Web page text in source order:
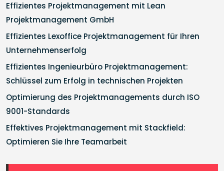
Effizientes Projektmanagement mit Lean
Projektmanagement GmbH
Effizientes Lexoffice Projektmanagement für Ihren
Unternehmenserfolg
Effizientes Ingenieurbüro Projektmanagement:
Schlüssel zum Erfolg in technischen Projekten
Optimierung des Projektmanagements durch ISO
9001-Standards
Effektives Projektmanagement mit Stackfield:
Optimieren Sie Ihre Teamarbeit